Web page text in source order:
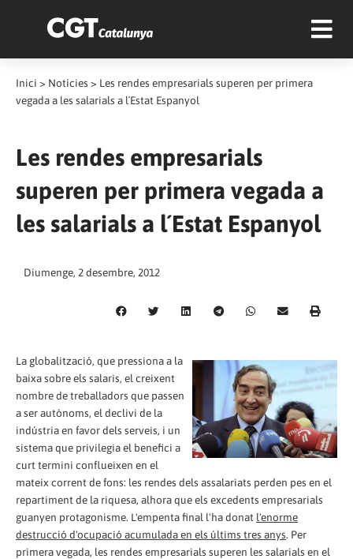
Inici > Notícies > Les rendes empresarials superen per primera
vegada a les salarials a l´Estat Espanyol
Les rendes empresarials
superen per primera vegada a
les salarials a l´Estat Espanyol
Diumenge, 2 desembre, 2012
La globalització, que pressiona a la
baixa sobre els salaris, el creixent
nombre de treballadors que passen
a ser autònoms, el declivi de la
indústria en favor dels serveis, i un
sistema que privilegia el benefici a
curt termini conflueixen en el
mateix corrent de fons: les rendes dels assalariats perden pes en el
repartiment de la riquesa, alhora que els excedents empresarials
guanyen protagonisme. L'empenta final l'ha donat l'enorme
destrucció d'ocupació acumulada en els últims tres anys. Per
primera vegada, les rendes empresarials superen les salarials en el